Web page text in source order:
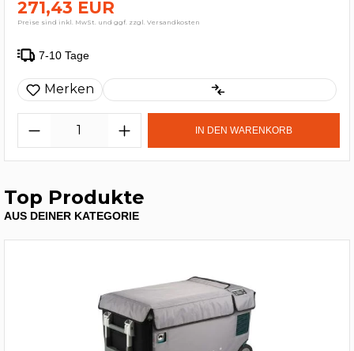
271,43 EUR
Preise sind inkl. MwSt. und ggf. zzgl. Versandkosten
7-10 Tage
Merken
IN DEN WARENKORB
Top Produkte
AUS DEINER KATEGORIE